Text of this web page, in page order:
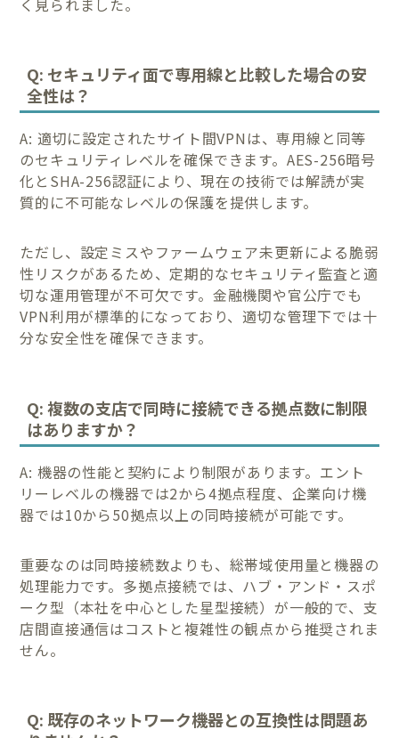
く見られました。
Q: セキュリティ面で専用線と比較した場合の安
全性は？
A: 適切に設定されたサイト間VPNは、専用線と同等
のセキュリティレベルを確保できます。AES-256暗号
化とSHA-256認証により、現在の技術では解読が実
質的に不可能なレベルの保護を提供します。
ただし、設定ミスやファームウェア未更新による脆弱
性リスクがあるため、定期的なセキュリティ監査と適
切な運用管理が不可欠です。金融機関や官公庁でも
VPN利用が標準的になっており、適切な管理下では十
分な安全性を確保できます。
Q: 複数の支店で同時に接続できる拠点数に制限
はありますか？
A: 機器の性能と契約により制限があります。エント
リーレベルの機器では2から4拠点程度、企業向け機
器では10から50拠点以上の同時接続が可能です。
重要なのは同時接続数よりも、総帯域使用量と機器の
処理能力です。多拠点接続では、ハブ・アンド・スポ
ーク型（本社を中心とした星型接続）が一般的で、支
店間直接通信はコストと複雑性の観点から推奨されま
せん。
Q: 既存のネットワーク機器との互換性は問題あ